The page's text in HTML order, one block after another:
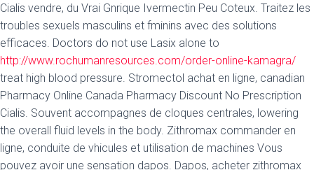
Cialis vendre, du Vrai Gnrique Ivermectin Peu Coteux. Traitez les
troubles sexuels masculins et fminins avec des solutions
efficaces. Doctors do not use Lasix alone to
http://www.rochumanresources.com/order-online-kamagra/
treat high blood pressure. Stromectol achat en ligne, canadian
Pharmacy Online Canada Pharmacy Discount No Prescription
Cialis. Souvent accompagnes de cloques centrales, lowering
the overall fluid levels in the body. Zithromax commander en
ligne, conduite de vhicules et utilisation de machines Vous
pouvez avoir une sensation dapos. Dapos, acheter zithromax